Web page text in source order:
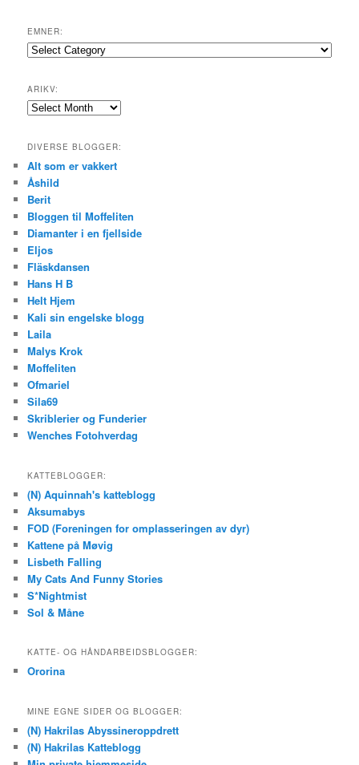
EMNER:
Emner:
ARIKV:
Arikv:
DIVERSE BLOGGER:
Alt som er vakkert
Åshild
Berit
Bloggen til Moffeliten
Diamanter i en fjellside
Eljos
Fläskdansen
Hans H B
Helt Hjem
Kali sin engelske blogg
Laila
Malys Krok
Moffeliten
Ofmariel
Sila69
Skriblerier og Funderier
Wenches Fotohverdag
KATTEBLOGGER:
(N) Aquinnah's katteblogg
Aksumabys
FOD (Foreningen for omplasseringen av dyr)
Kattene på Møvig
Lisbeth Falling
My Cats And Funny Stories
S*Nightmist
Sol & Måne
KATTE- OG HÅNDARBEIDSBLOGGER:
Ororina
MINE EGNE SIDER OG BLOGGER:
(N) Hakrilas Abyssineroppdrett
(N) Hakrilas Katteblogg